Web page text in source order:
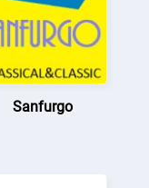
Sanfurgo